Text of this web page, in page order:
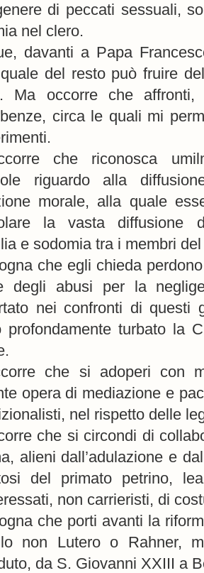
di peccati sessuali,
nel clero.
davanti a Papa
del resto può fruire
Ma occorre che
circa le quali mi
che riconosca
riguardo alla
morale, alla quale
la vasta diffusione
e sodomia tra i membri
che egli chieda
degli abusi per la
nei confronti di questi
profondamente turbato la
che si adoperi con
opera di mediazione e
nel rispetto delle
che si circondi di
alieni dall’adulazione e
del primato petrino,
non carrieristi, di
che porti avanti la
non Lutero o Rahner,
da S. Giovanni XXIII a